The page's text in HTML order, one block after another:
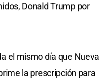
Donald Trump por
el mismo día que Nueva
la prescripción para